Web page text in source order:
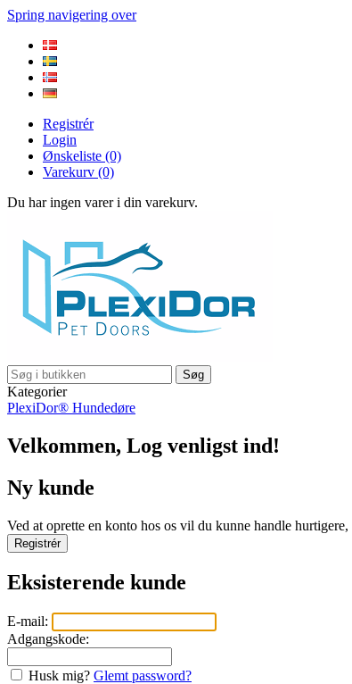
Spring navigering over
Registrér
Login
Ønskeliste (0)
Varekurv (0)
Du har ingen varer i din varekurv.
Søg
Kategorier
PlexiDor® Hundedøre
Velkommen, Log venligst ind!
Ny kunde
Ved at oprette en konto hos os vil du kunne handle
Registrér
Eksisterende kunde
E-mail:
Adgangskode:
Husk mig? Glemt password?